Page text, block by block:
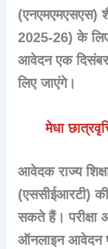
(एनएमएमएसएस)
2025-26) के
आवेदन एक
लिए जाएंगे।
मेधा
आवेदक राज्य
(एससीईआरटी)
सकते हैं।
ऑनलाइन आवेदन